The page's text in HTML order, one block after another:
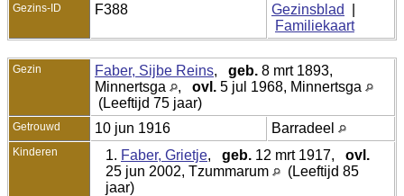
Gezins-ID F388 Gezinsblad
Familiekaart
Gezin Faber, Sijbe Reins, geb. 8 mrt 1893,
Minnertsga
, ovl. 5 jul 1968, Minnertsga
(Leeftijd 75 jaar)
Getrouwd 10 jun 1916 Barradeel
Kinderen 1. Faber, Grietje, geb. 12 mrt 1917, ovl.
25 jun 2002, Tzummarum
(Leeftijd 85
jaar)